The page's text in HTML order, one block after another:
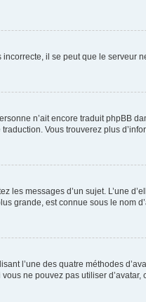
il se peut que le serveur
n’ait encore traduit phpBB
Vous trouverez plus
messages d’un sujet. L’une
grande, est connue sous le nom
l’une des quatre méthodes
ne pouvez pas utiliser d’avatar,